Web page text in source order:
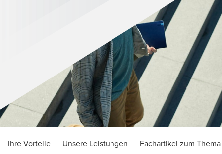
Ihre Vorteile Unsere Leistungen Fachartikel zum Thema